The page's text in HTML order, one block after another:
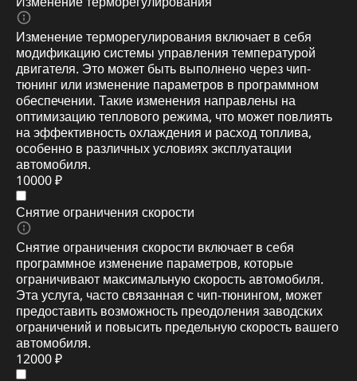
Изменение терморегулирования включает в себя
модификацию системы управления температурой
двигателя. Это может быть выполнено через чип-
тюнинг или изменение параметров в программном
обеспечении. Такие изменения направлены на
оптимизацию теплового режима, что может повлиять
на эффективность охлаждения и расход топлива,
особенно в различных условиях эксплуатации
автомобиля.
10000 ₽
Снятие ограничения скорости
Снятие ограничения скорости включает в себя
программное изменение параметров, которые
ограничивают максимальную скорость автомобиля.
Эта услуга, часто связанная с чип-тюнингом, может
предоставить возможность преодоления заводских
ограничений и повысить предельную скорость вашего
автомобиля.
12000 ₽